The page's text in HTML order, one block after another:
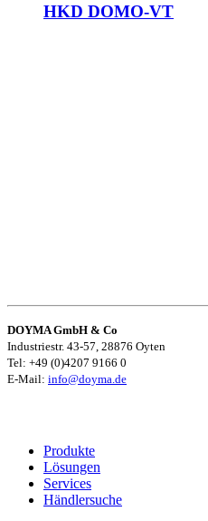
HKD DOMO-VT
DOYMA GmbH & Co
Industriestr. 43-57, 28876 Oyten
Tel: +49 (0)4207 9166 0
E-Mail: info@doyma.de
Produkte
Lösungen
Services
Händlersuche